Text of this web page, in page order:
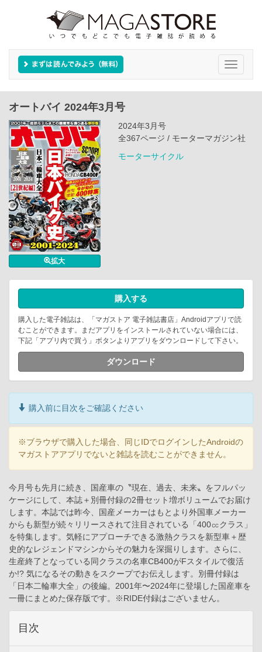
Toggle
オートバイ 2024年3月号
拡大
2024年3月号
全367ページ / モーターマガジン社
モーターサイクル
購入する
購入した電子雑誌は、「マガストア 電子雑誌書店」Androidアプリで読
むことができます。まだアプリをインストールされていない場合には、
下記「アプリ内で買う」ボタンよりアプリをダウンロードして下さい。
ダウンロード
購入前に目次をご確認ください
※ブラウザで購入した場合、同じIDでログインしたAndroidの
マガストアアプリでないと雑誌を読むことができません。
今月号も先月に続き、国産車の〝現在、過去、未来〟をフルパッ
ケージにして、本誌＋別冊付録の2冊セット増ボリュームでお届け
します。本誌では昨今、国産メーカーはもとより外国車メーカー
からも新型が続々リリースされて注目されている「400㏄クラス」
を特集します。気軽にアプローチできる激熱クラスを新型車＋歴
史的なレジェンドマシンからその魅力を深掘りします。さらに、
生産終了となっている同クラスの名車CB400がFスタイルで復活
か!? 気になるその動きをスクープでお伝えします。別冊付録は
「日本二輪車大全」の後編。2001年〜2024年に登場した国産車を
一冊にまとめた保存版です。※RIDE付録はございません。
目次